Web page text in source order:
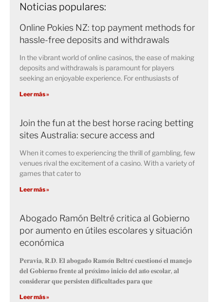
Noticias populares:
Online Pokies NZ: top payment methods for
hassle-free deposits and withdrawals
In the vibrant world of online casinos, the ease of making
deposits and withdrawals is paramount for players
seeking an enjoyable experience. For enthusiasts of
Leer más »
Join the fun at the best horse racing betting
sites Australia: secure access and
When it comes to experiencing the thrill of gambling, few
venues rival the excitement of a casino. With a variety of
games that cater to
Leer más »
Abogado Ramón Beltré critica al Gobierno
por aumento en útiles escolares y situación
económica
𝐏𝐞𝐫𝐚𝐯𝐢𝐚, 𝐑.𝐃. 𝐄𝐥 𝐚𝐛𝐨𝐠𝐚𝐝𝐨 𝐑𝐚𝐦𝐨́𝐧 𝐁𝐞𝐥𝐭𝐫𝐞́ 𝐜𝐮𝐞𝐬𝐭𝐢𝐨𝐧𝐨́ 𝐞𝐥 𝐦𝐚𝐧𝐞𝐣𝐨
𝐝𝐞𝐥 𝐆𝐨𝐛𝐢𝐞𝐫𝐧𝐨 𝐟𝐫𝐞𝐧𝐭𝐞 𝐚𝐥 𝐩𝐫𝐨́𝐱𝐢𝐦𝐨 𝐢𝐧𝐢𝐜𝐢𝐨 𝐝𝐞𝐥 𝐚𝐧̃𝐨 𝐞𝐬𝐜𝐨𝐥𝐚𝐫, 𝐚𝐥
𝐜𝐨𝐧𝐬𝐢𝐝𝐞𝐫𝐚𝐫 𝐪𝐮𝐞 𝐩𝐞𝐫𝐬𝐢𝐬𝐭𝐞𝐧 𝐝𝐢𝐟𝐢𝐜𝐮𝐥𝐭𝐚𝐝𝐞𝐬 𝐩𝐚𝐫𝐚 𝐪𝐮𝐞
Leer más »